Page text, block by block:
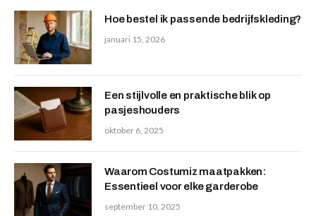
Hoe bestel ik passende bedrijfskleding?
januari 15, 2026
Een stijlvolle en praktische blik op
pasjeshouders
oktober 6, 2025
Waarom Costumiz maatpakken:
Essentieel voor elke garderobe
september 10, 2025